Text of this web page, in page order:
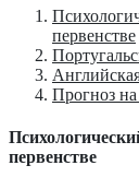
первенстве
Прогноз
первенстве